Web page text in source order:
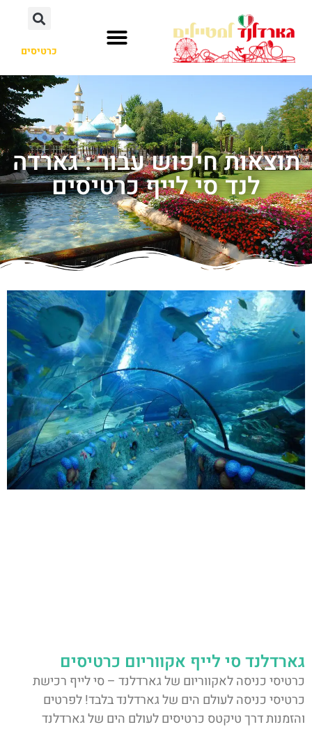
כרטיסים
תוצאות חיפוש עבור : גארדה
לנד סי לייף כרטיסים
גארדלנד סי לייף אקווריום כרטיסים
כרטיסי כניסה לאקווריום של גארדלנד – סי לייף רכישת
כרטיסי כניסה לעולם הים של גארדלנד בלבד! לפרטים
והזמנות דרך טיקטס כרטיסים לעולם הים של גארדלנד